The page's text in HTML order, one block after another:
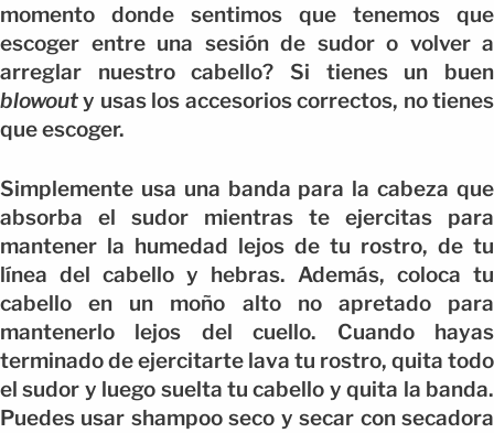
momento donde sentimos que tenemos que
escoger entre una sesión de sudor o volver a
arreglar nuestro cabello? Si tienes un buen
blowouty usas los accesorios correctos, no tienes
que escoger.
Simplemente usa una banda para la cabeza que
absorba el sudor mientras te ejercitas para
mantener la humedad lejos de tu rostro, de tu
línea del cabello y hebras. Además, coloca tu
cabello en un moño alto no apretado para
mantenerlo lejos del cuello. Cuando hayas
terminado de ejercitarte lava tu rostro, quita todo
el sudor y luego suelta tu cabello y quita la banda.
Puedes usar shampoo seco y secar con secadora